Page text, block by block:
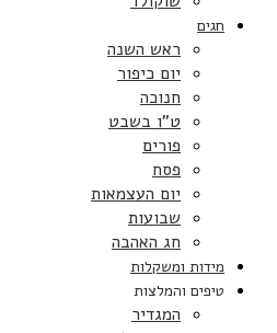
חגים
ראש השנה
יום כיפור
חנוכה
ט”ו בשבט
פורים
פסח
יום העצמאות
שבועות
חג האהבה
מידות ומשקלות
טיפים והמלצות
המגדיר